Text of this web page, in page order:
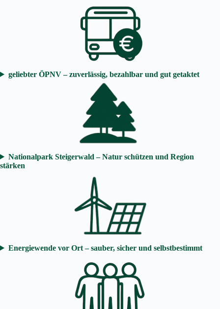
geliebter ÖPNV – zuverlässig, bezahlbar und gut getaktet
Nationalpark Steigerwald – Natur schützen und Region
stärken
Energiewende vor Ort – sauber, sicher und selbstbestimmt